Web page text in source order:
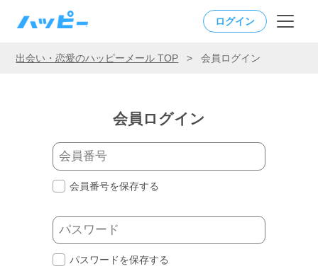
ログイン
出会い・恋愛のハッピーメール TOP > 会員ログイン
会員ログイン
会員番号を保存する
パスワードを保存する